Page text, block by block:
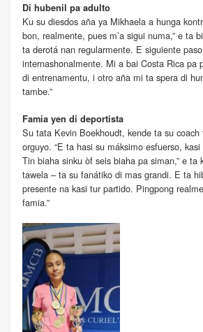
Di hubenil pa adulto
Ku su diesdos aña ya Mikhaela a hunga
bon, realmente, pues m’a sigui numa,” e ta
ta derotá nan regularmente. E siguiente
internashonalmente. Mi a bai Costa Rica pa
di entrenamentu, i otro aña mi ta spera di
tambe.”
Famia yen di deportista
Su tata Kevin Boekhoudt, kende ta su
orguyo. “E ta hasi su máksimo esfuerso,
Tin biaha sinku òf seis biaha pa siman,” e ta
tawela – ta su fanátiko di mas grandi. E ta
presente na kasi tur partido. Pingpong
famia.”